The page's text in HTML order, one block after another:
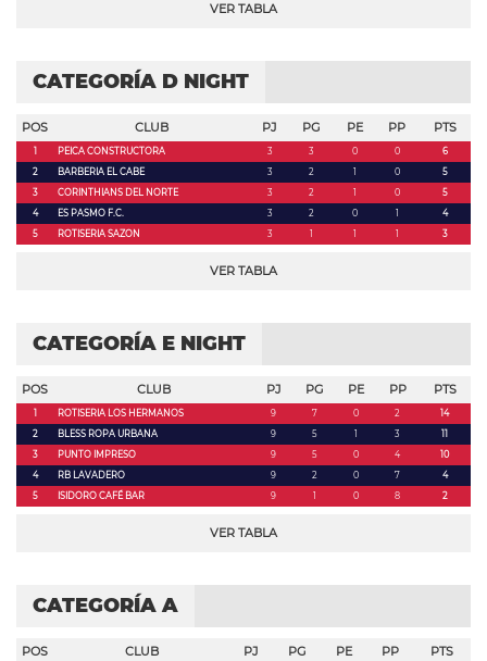
VER TABLA
CATEGORÍA D NIGHT
POS CLUB PJ PG PE PP PTS
1 PEICA CONSTRUCTORA 3 3 0 0
6
2
BARBERIA EL CABE 3 2 1 0
5
3
CORINTHIANS DEL NORTE 3 2 1 0
5
4
ES PASMO F.C. 3 2 0 1
4
5
ROTISERIA SAZON 3 1 1 1 3
VER TABLA
CATEGORÍA E NIGHT
POS CLUB PJ PG PE PP PTS
1 ROTISERIA LOS HERMANOS 9 7 0 2
14
2
BLESS ROPA URBANA 9 5 1 3
11
3
PUNTO IMPRESO 9 5 0 4
10
4
RB LAVADERO 9 2 0 7
4
5
ISIDORO CAFÉ BAR 9 1 0 8 2
VER TABLA
CATEGORÍA A
POS CLUB PJ PG PE PP PTS